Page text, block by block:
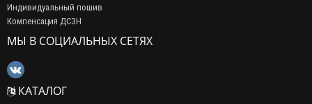
Индивидуальный пошив
Компенсация ДСЗН
МЫ В СОЦИАЛЬНЫХ СЕТЯХ
КАТАЛОГ